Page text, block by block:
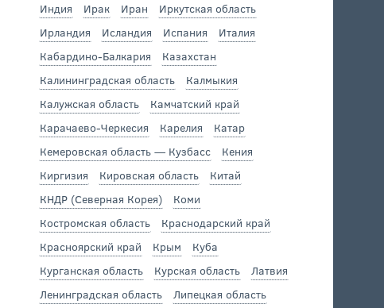
Индия
Ирак Иран
Иркутская область
Ирландия
Исландия Испания
Италия
Кабардино-Балкария
Казахстан
Калининградская область
Калмыкия
Калужская область
Камчатский край
Карачаево-Черкесия
Карелия
Катар
Кемеровская область — Кузбасс
Кения
Киргизия
Кировская область
Китай
КНДР (Северная Корея)
Коми
Костромская область
Краснодарский край
Красноярский край
Крым
Куба
Курганская область
Курская область
Латвия
Ленинградская область
Липецкая область